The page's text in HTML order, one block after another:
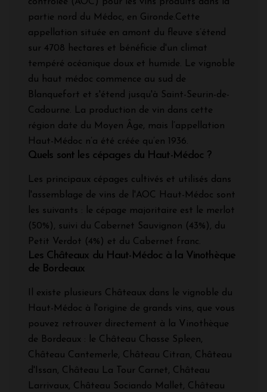
partie nord du Médoc, en Gironde.Cette
appellation située en amont du fleuve s’étend
sur 4708 hectares et bénéficie d'un climat
tempéré océanique doux et humide. Le vignoble
du haut médoc commence au sud de
Blanquefort et s'étend jusqu'à Saint-Seurin-de-
Cadourne. La production de vin dans cette
région date du Moyen Âge, mais l’appellation
Haut-Médoc n’a été créée qu’en 1936.
Quels sont les cépages du Haut-Médoc ?
Les principaux cépages cultivés et utilisés dans
l'assemblage de vins de l'AOC Haut-Médoc sont
les suivants : le cépage majoritaire est le merlot
(50%), suivi du Cabernet Sauvignon (43%), du
Petit Verdot (4%) et du Cabernet franc.
Les Châteaux du Haut-Médoc à la Vinothèque
de Bordeaux
Il existe plusieurs Châteaux dans le vignoble du
Haut-Médoc à l'origine de grands vins, que vous
pouvez retrouver directement à la Vinothèque
de Bordeaux : le Château Chasse Spleen,
Château Cantemerle, Château Citran, Château
d'Issan, Château La Tour Carnet, Château
Larrivaux, Château Sociando Mallet, Château